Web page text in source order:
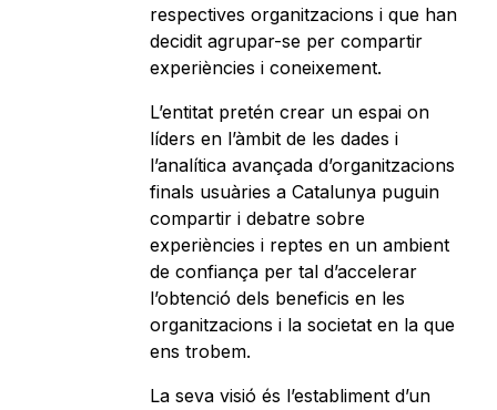
respectives organitzacions i que han
decidit agrupar-se per compartir
experiències i coneixement.
L’entitat pretén crear un espai on
líders en l’àmbit de les dades i
l’analítica avançada d’organitzacions
finals usuàries a Catalunya puguin
compartir i debatre sobre
experiències i reptes en un ambient
de confiança per tal d’accelerar
l’obtenció dels beneficis en les
organitzacions i la societat en la que
ens trobem.
La seva visió és l’establiment d’un